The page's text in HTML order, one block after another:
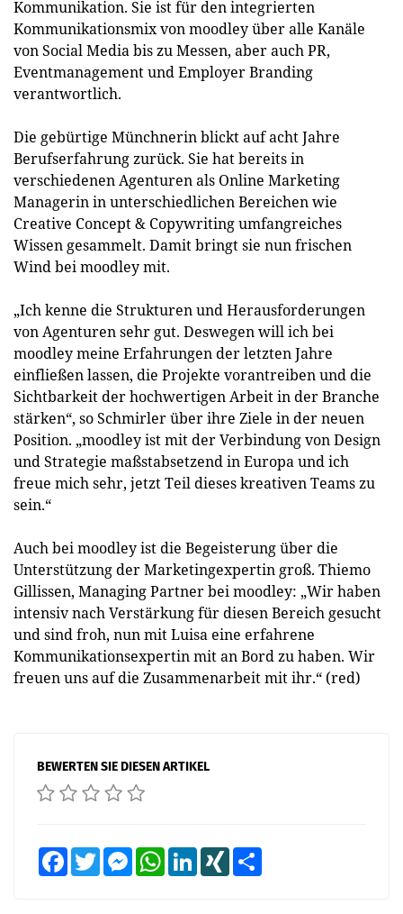
Kommunikation. Sie ist für den integrierten
Kommunikationsmix von moodley über alle Kanäle
von Social Media bis zu Messen, aber auch PR,
Eventmanagement und Employer Branding
verantwortlich.
Die gebürtige Münchnerin blickt auf acht Jahre
Berufserfahrung zurück. Sie hat bereits in
verschiedenen Agenturen als Online Marketing
Managerin in unterschiedlichen Bereichen wie
Creative Concept & Copywriting umfangreiches
Wissen gesammelt. Damit bringt sie nun frischen
Wind bei moodley mit.
„Ich kenne die Strukturen und Herausforderungen
von Agenturen sehr gut. Deswegen will ich bei
moodley meine Erfahrungen der letzten Jahre
einfließen lassen, die Projekte vorantreiben und die
Sichtbarkeit der hochwertigen Arbeit in der Branche
stärken“, so Schmirler über ihre Ziele in der neuen
Position. „moodley ist mit der Verbindung von Design
und Strategie maßstabsetzend in Europa und ich
freue mich sehr, jetzt Teil dieses kreativen Teams zu
sein.“
Auch bei moodley ist die Begeisterung über die
Unterstützung der Marketingexpertin groß. Thiemo
Gillissen, Managing Partner bei moodley: „Wir haben
intensiv nach Verstärkung für diesen Bereich gesucht
und sind froh, nun mit Luisa eine erfahrene
Kommunikationsexpertin mit an Bord zu haben. Wir
freuen uns auf die Zusammenarbeit mit ihr.“ (red)
BEWERTEN SIE DIESEN ARTIKEL
FacebookTwitter MessengerWhatsAppLinkedInXING